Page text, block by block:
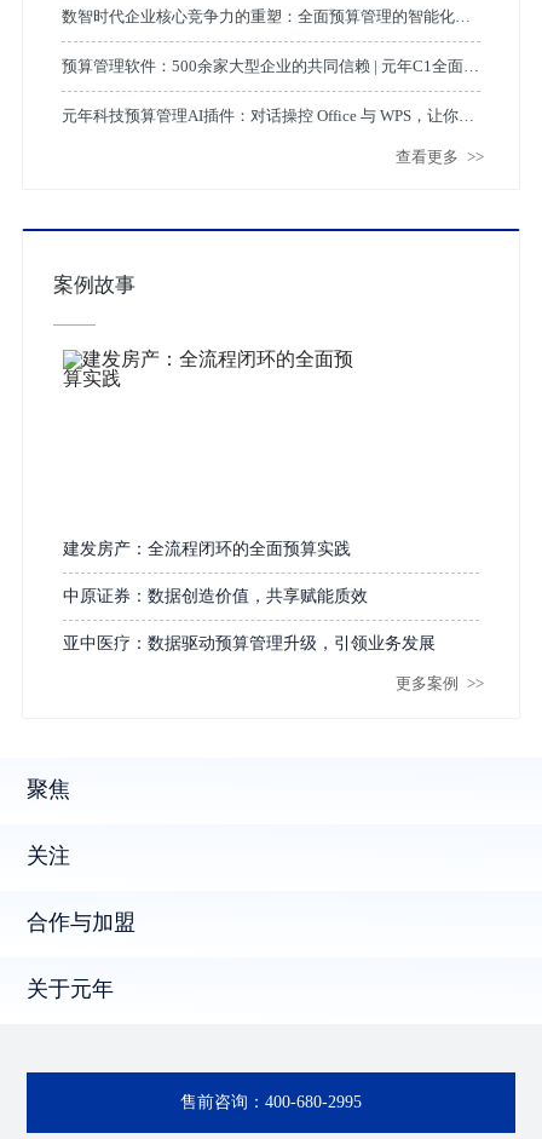
数智时代企业核心竞争力的重塑：全面预算管理的智能化升
级路径
预算管理软件：500余家大型企业的共同信赖 | 元年C1全面预
算管理系统解决方案详解
元年科技预算管理AI插件：对话操控 Office 与 WPS，让你的
查看更多 >>
案例故事
建发房产：全流程闭环的全面预算实践
中原证券：数据创造价值，共享赋能质效
亚中医疗：数据驱动预算管理升级，引领业务发展
更多案例 >>
聚焦
关注
合作与加盟
关于元年
售前咨询： 400-680-2995